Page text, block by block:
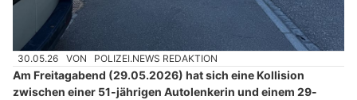
30.05.26 VON POLIZEI.NEWS REDAKTION
Am Freitagabend (29.05.2026) hat sich eine Kollision
zwischen einer 51-jährigen Autolenkerin und einem 29-